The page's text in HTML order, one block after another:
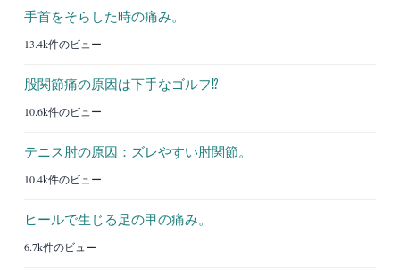
手首をそらした時の痛み。
13.4k件のビュー
股関節痛の原因は下手なゴルフ⁉︎
10.6k件のビュー
テニス肘の原因：ズレやすい肘関節。
10.4k件のビュー
ヒールで生じる足の甲の痛み。
6.7k件のビュー